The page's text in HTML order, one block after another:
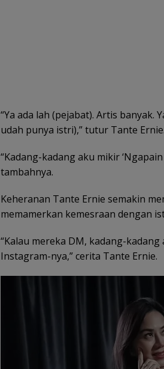
“Ya ada lah (pejabat). Artis banyak.
udah punya istri),” tutur Tante Ernie.
“Kadang-kadang aku mikir
tambahnya.
Keheranan Tante Ernie semakin
memamerkan kemesraan dengan
“Kalau mereka DM, kadang-
Instagram-nya,” cerita Tante Ernie.